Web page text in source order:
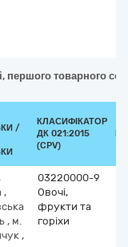
першого товарного
/
КЛАСИФІКАТОР
ДК 021:2015
(CPV)
,
, м.
,
03220000-9
Овочі,
фрукти та
горіхи